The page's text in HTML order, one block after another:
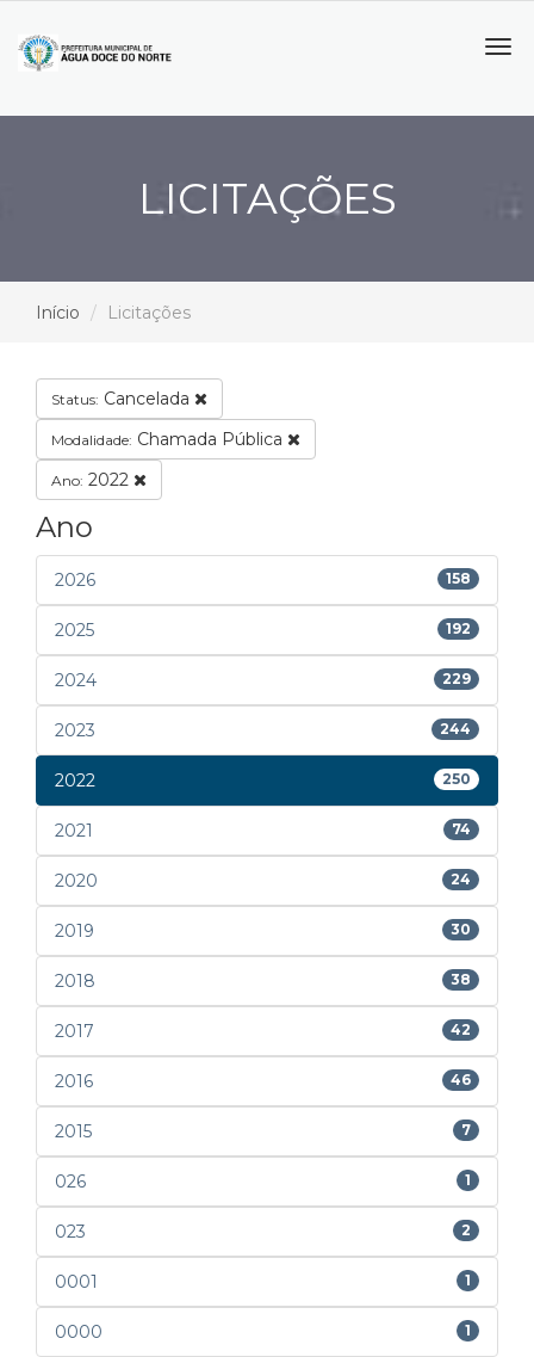
LICITAÇÕES
Início Licitações
Status: Cancelada
Modalidade: Chamada Pública
Ano: 2022
Ano
2026 158
2025 192
2024 229
2023 244
2022 250
2021 74
2020 24
2019 30
2018 38
2017 42
2016 46
2015 7
026 1
023 2
0001 1
0000 1